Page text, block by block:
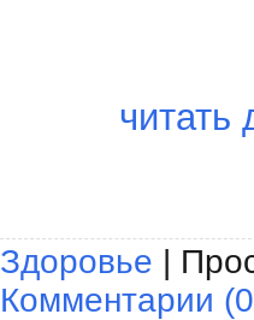
читать
Здоровье |
Комментарии